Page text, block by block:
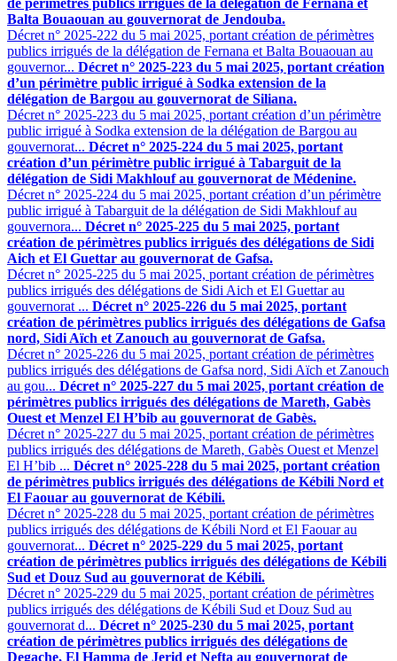
de périmètres publics irrigués de la délégation de Fernana et
Balta Bouaouan au gouvernorat de Jendouba.
Décret n° 2025-222 du 5 mai 2025, portant création de périmètres
publics irrigués de la délégation de Fernana et Balta Bouaouan au
gouvernor... Décret n° 2025-223 du 5 mai 2025, portant création
d’un périmètre public irrigué à Sodka extension de la
délégation de Bargou au gouvernorat de Siliana.
Décret n° 2025-223 du 5 mai 2025, portant création d’un périmètre
public irrigué à Sodka extension de la délégation de Bargou au
gouvernorat... Décret n° 2025-224 du 5 mai 2025, portant
création d’un périmètre public irrigué à Tabarguit de la
délégation de Sidi Makhlouf au gouvernorat de Médenine.
Décret n° 2025-224 du 5 mai 2025, portant création d’un périmètre
public irrigué à Tabarguit de la délégation de Sidi Makhlouf au
gouvernora... Décret n° 2025-225 du 5 mai 2025, portant
création de périmètres publics irrigués des délégations de Sidi
Aich et El Guettar au gouvernorat de Gafsa.
Décret n° 2025-225 du 5 mai 2025, portant création de périmètres
publics irrigués des délégations de Sidi Aich et El Guettar au
gouvernorat ... Décret n° 2025-226 du 5 mai 2025, portant
création de périmètres publics irrigués des délégations de Gafsa
nord, Sidi Aïch et Zanouch au gouvernorat de Gafsa.
Décret n° 2025-226 du 5 mai 2025, portant création de périmètres
publics irrigués des délégations de Gafsa nord, Sidi Aïch et Zanouch
au gou... Décret n° 2025-227 du 5 mai 2025, portant création de
périmètres publics irrigués des délégations de Mareth, Gabès
Ouest et Menzel El H’bib au gouvernorat de Gabès.
Décret n° 2025-227 du 5 mai 2025, portant création de périmètres
publics irrigués des délégations de Mareth, Gabès Ouest et Menzel
El H’bib ... Décret n° 2025-228 du 5 mai 2025, portant création
de périmètres publics irrigués des délégations de Kébili Nord et
El Faouar au gouvernorat de Kébili.
Décret n° 2025-228 du 5 mai 2025, portant création de périmètres
publics irrigués des délégations de Kébili Nord et El Faouar au
gouvernorat... Décret n° 2025-229 du 5 mai 2025, portant
création de périmètres publics irrigués des délégations de Kébili
Sud et Douz Sud au gouvernorat de Kébili.
Décret n° 2025-229 du 5 mai 2025, portant création de périmètres
publics irrigués des délégations de Kébili Sud et Douz Sud au
gouvernorat d... Décret n° 2025-230 du 5 mai 2025, portant
création de périmètres publics irrigués des délégations de
Degache, El Hamma de Jerid et Nefta au gouvernorat de